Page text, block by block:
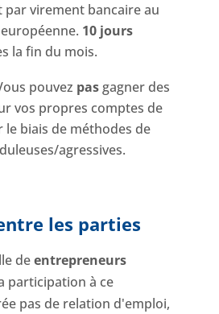
par virement bancaire au
10 jours
la fin du mois.
pouvez pasgagner des
vos propres comptes de
biais de méthodes de
agressives.
les parties
deentrepreneurs
participation à ce
pas de relation d'emploi,